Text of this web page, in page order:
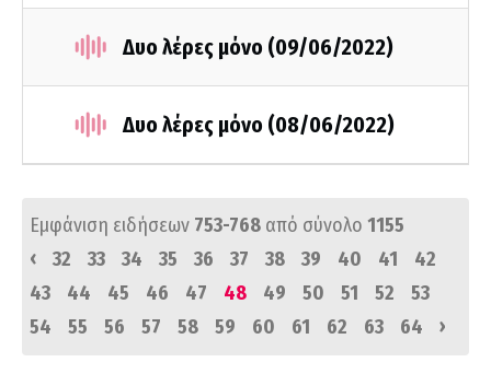
Δυο λέρες μόνο (09/06/2022)
Δυο λέρες μόνο (08/06/2022)
Εμφάνιση ειδήσεων 753-768 από σύνολο 1155
‹
32 33 34 35 36 37 38 39 40 41
42
43
44 45 46 47 48 49 50 51 52
53
54
55 56 57 58 59 60 61 62 63 64 ›